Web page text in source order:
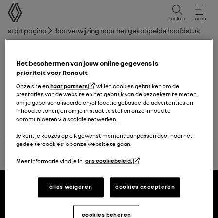
Gebruikershandleiding
zoeken menu
broodkruimelnavigatie
Startpagina Doorverwijzing naar het gekoppelde hoofdstuk
Afstellen van de koplampen
My Safety
terug naar boven
Voettekst
gebruikershandleidingen
Het beschermen van jouw online gegevens is
prioriteit voor Renault
Onze site enhaar partners
willen cookies gebruiken om de
prestaties van de website en het gebruik van de bezoekers te meten,
om je gepersonaliseerde en/of locatie gebaseerde advertenties en
inhoud te tonen, en om je in staat te stellen onze inhoud te
communiceren via sociale netwerken.
Je kunt je keuzes op elk gewenst moment aanpassen door naar het
gedeelte ‘cookies’ op onze website te gaan.
Meer informatie vind je in ons cookiebeleid.
alles weigeren cookies accepteren
cookies beheren